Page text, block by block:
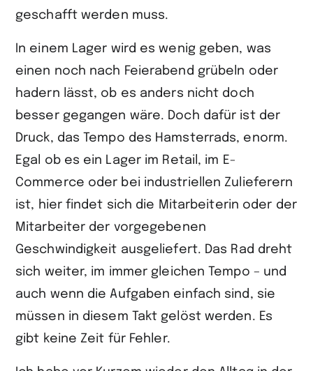
geschafft werden muss.
In einem Lager wird es wenig geben, was
einen noch nach Feierabend grübeln oder
hadern lässt, ob es anders nicht doch
besser gegangen wäre. Doch dafür ist der
Druck, das Tempo des Hamsterrads, enorm.
Egal ob es ein Lager im Retail, im E-
Commerce oder bei industriellen Zulieferern
ist, hier findet sich die Mitarbeiterin oder der
Mitarbeiter der vorgegebenen
Geschwindigkeit ausgeliefert. Das Rad dreht
sich weiter, im immer gleichen Tempo – und
auch wenn die Aufgaben einfach sind, sie
müssen in diesem Takt gelöst werden. Es
gibt keine Zeit für Fehler.